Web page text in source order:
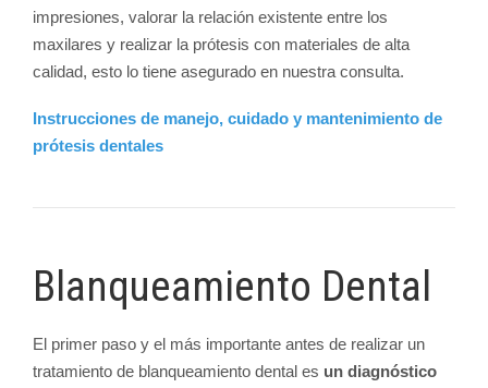
impresiones, valorar la relación existente entre los
maxilares y realizar la prótesis con materiales de alta
calidad, esto lo tiene asegurado en nuestra consulta.
Instrucciones de manejo, cuidado y mantenimiento de
prótesis dentales
Blanqueamiento Dental
El primer paso y el más importante antes de realizar un
tratamiento de blanqueamiento dental es un diagnóstico